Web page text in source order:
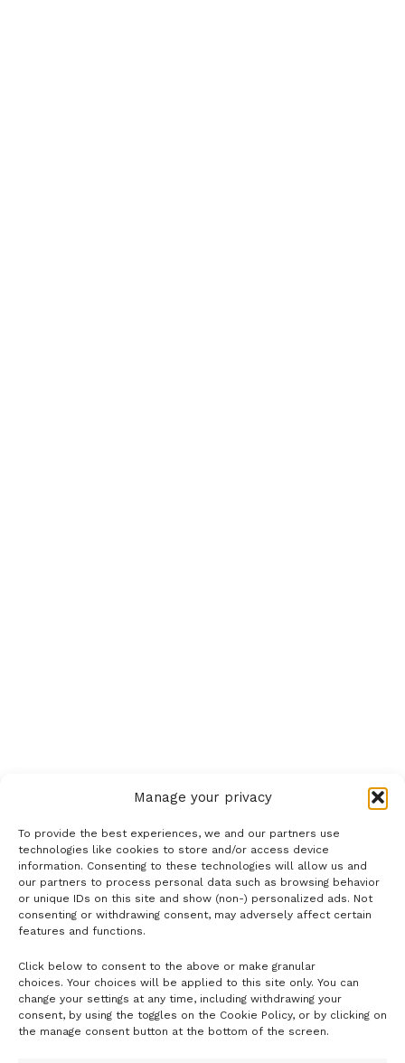
Manage your privacy
To provide the best experiences, we and our partners use
technologies like cookies to store and/or access device
information. Consenting to these technologies will allow us and
our partners to process personal data such as browsing behavior
or unique IDs on this site and show (non-) personalized ads. Not
consenting or withdrawing consent, may adversely affect certain
features and functions.
Click below to consent to the above or make granular
choices. Your choices will be applied to this site only. You can
change your settings at any time, including withdrawing your
consent, by using the toggles on the Cookie Policy, or by clicking on
the manage consent button at the bottom of the screen.
A VÉSZ módosítása kapcsán, a Főpolgármesteri Hivatal
eredménye meglehetősen beszédes. A több mint kétezer,
szervezetek és magánszemélyek által megfogalmazott
javaslat 90 százaléka egyértelműen a Liget Budapest
projekt folytatása mellett szól – hívta fel a figyelmet a
Baán László az MTI-nek elmondta: az Új Nemzeti Galéria,
a Magyar Innováció Háza és a Városligeti Színház is
érvényes építési engedéllyel rendelkezik, ezért a VÉSZ
- H I R D E T É S -